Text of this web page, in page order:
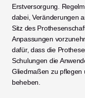
Erstversorgung.
dabei, Veränderungen
Sitz des
Anpassungen
dafür, dass die
Schulungen die
Gliedmaßen zu pflegen
beheben.